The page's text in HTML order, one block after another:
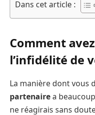
Dans cet article :
Comment
l’infidélité de
La manière dont vous
partenairea
ne réagirais sans